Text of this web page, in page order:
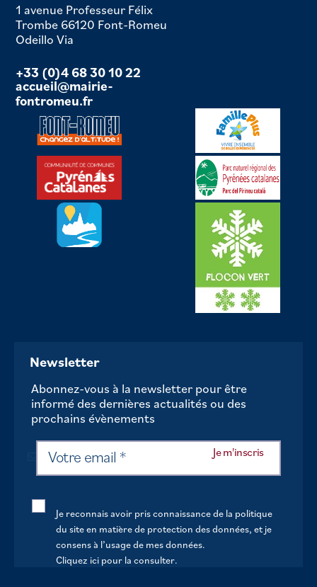
1 avenue Professeur Félix
Trombe 66120 Font-Romeu
Odeillo Via
+33 (0)4 68 30 10 22
accueil@mairie-
fontromeu.fr
Newsletter
Abonnez-vous à la newsletter pour être
informé des dernières actualités ou des
prochains évènements
Je reconnais avoir pris connaissance de la politique
du site en matière de protection des données, et je
consens à l’usage de mes données.
Cliquez ici pour la consulter.